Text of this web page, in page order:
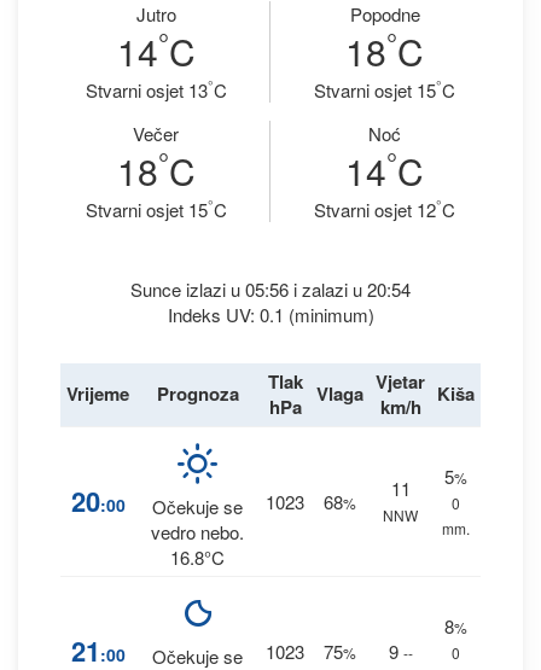
Jutro
14°C
Stvarni osjet 13°C
Popodne
18°C
Stvarni osjet 15°C
Večer
18°C
Stvarni osjet 15°C
Noć
14°C
Stvarni osjet 12°C
Sunce izlazi u 05:56 i zalazi u 20:54
Indeks UV: 0.1 (minimum)
Vrijeme Prognoza
Tlak
hPa Vlaga Vjetar
km/h
Kiša
20:00
Očekuje se
vedro nebo.
16.8°C
1023 68%
11
NNW
5%
0
mm.
21 :00
Očekuje se
1023 75% 9 --
8%
0